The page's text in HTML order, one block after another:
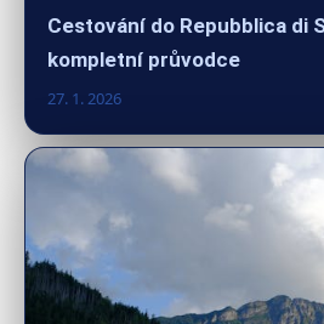
Cestování do Repubblica di
kompletní průvodce
27. 1. 2026